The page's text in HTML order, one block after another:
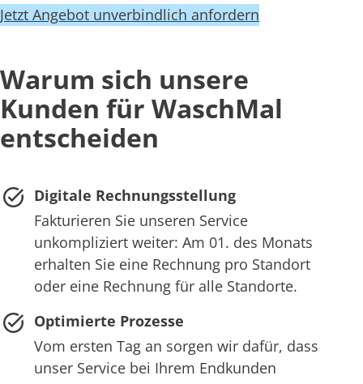
Jetzt Angebot unverbindlich anfordern
Warum sich unsere
Kunden für WaschMal
entscheiden
Digitale Rechnungsstellung
Fakturieren Sie unseren Service
unkompliziert weiter: Am 01. des Monats
erhalten Sie eine Rechnung pro Standort
oder eine Rechnung für alle Standorte.
Optimierte Prozesse
Vom ersten Tag an sorgen wir dafür, dass
unser Service bei Ihrem Endkunden